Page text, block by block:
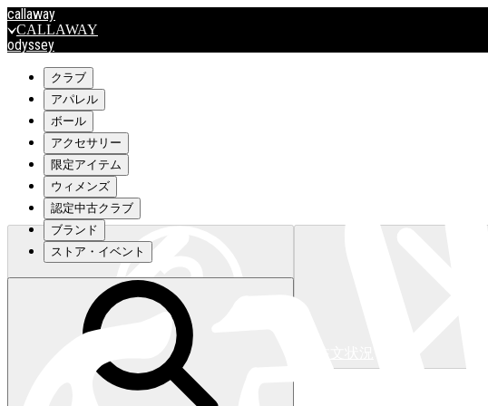
callaway
CALLAWAY
odyssey
travismathew
outlet
OUTLET
キャロウェイアパレルはこちら>>>
キャロウェイアパレルはこちら>>>
クラブ
アパレル
ボール
アクセサリー
限定アイテム
ウィメンズ
認定中古クラブ
ブランド
ストア・イベント